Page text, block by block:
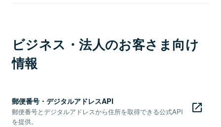
ビジネス・法人のお客さま向け
情報
郵便番号・デジタルアドレスAPI
郵便番号とデジタルアドレスから住所を取得できる公式API
を提供。